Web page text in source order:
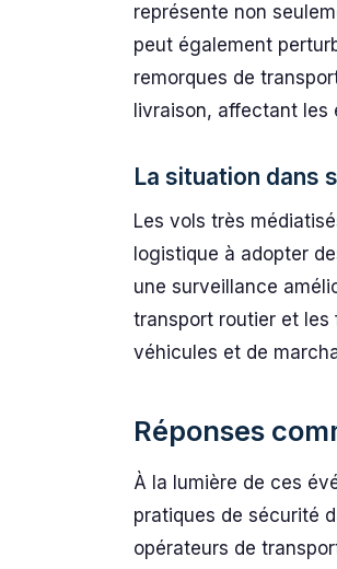
représente non
peut également
remorques de
livraison, affectant
La situation dans
Les vols très
logistique à adopter
une surveillance
transport routier et les
véhicules et de
Réponses
À la lumière de ces
pratiques de sécurité
opérateurs de